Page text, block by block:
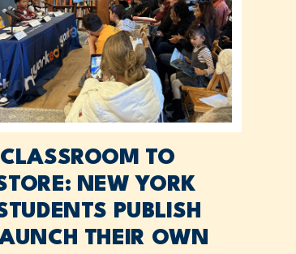
TO
NEW YORK
PUBLISH
THEIR OWN